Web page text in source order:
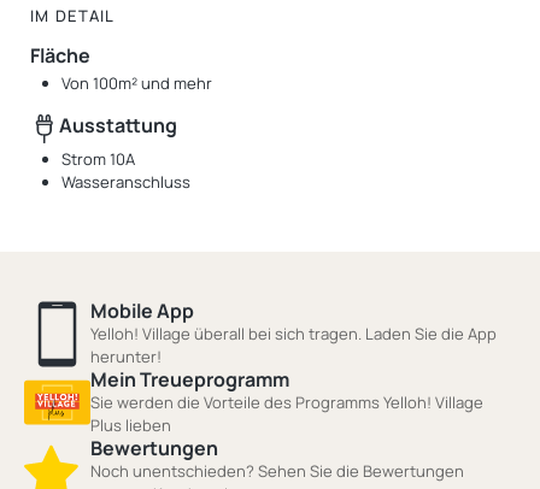
IM DETAIL
Fläche
Von 100m² und mehr
Ausstattung
Strom 10A
Wasseranschluss
Mobile App
Yelloh! Village überall bei sich tragen. Laden Sie die App
herunter!
Mein Treueprogramm
Sie werden die Vorteile des Programms Yelloh! Village
Plus lieben
Bewertungen
Noch unentschieden? Sehen Sie die Bewertungen